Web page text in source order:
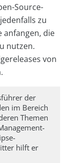
Source-
zu
anfangen, die
nutzen.
von
der
im Bereich
Themen
hilft er